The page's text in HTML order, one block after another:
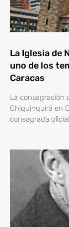
La Iglesia de
uno de los
Caracas
La consagración
Chiquinquirá en
consagrada